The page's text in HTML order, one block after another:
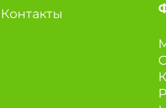
Контакты